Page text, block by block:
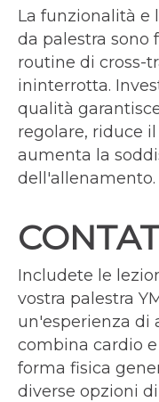
La funzionalità e
da palestra sono
routine di cross-
ininterrotta.
qualità
regolare, riduce
aumenta la
dell'allenamento.
Includete le
vostra palestra
un'esperienza di
combina cardio
forma fisica
diverse opzioni di